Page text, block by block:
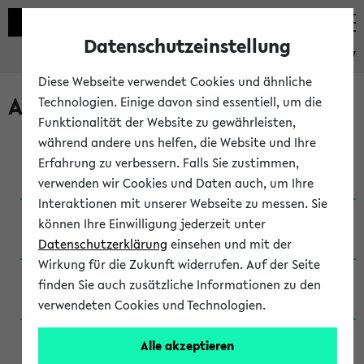
eKVV
Archivierte Studiengänge
Anglistik: British and American Studies / B.A.
(Einschreibung bis WiSe 16/17)
Anglistik: British and American Studies / B.A.
(Einschreibung bis SoSe 2015)
Anglistik: British and American Studies / B.A.
(Einschreibung bis SoSe 2013)
Anglistik: British and American Studies / Ba
(Einschreibung bis SoSe 2011)
Datenschutzeinstellung
Diese Webseite verwendet Cookies und ähnliche
Technologien. Einige davon sind essentiell, um die
Funktionalität der Website zu gewährleisten,
während andere uns helfen, die Website und Ihre
Erfahrung zu verbessern. Falls Sie zustimmen,
verwenden wir Cookies und Daten auch, um Ihre
Interaktionen mit unserer Webseite zu messen. Sie
können Ihre Einwilligung jederzeit unter
Datenschutzerklärung einsehen und mit der
Wirkung für die Zukunft widerrufen. Auf der Seite
finden Sie auch zusätzliche Informationen zu den
verwendeten Cookies und Technologien.
Alle akzeptieren